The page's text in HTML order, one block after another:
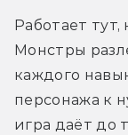
Работает
Монстры
каждого
персонажа к
игра даёт до